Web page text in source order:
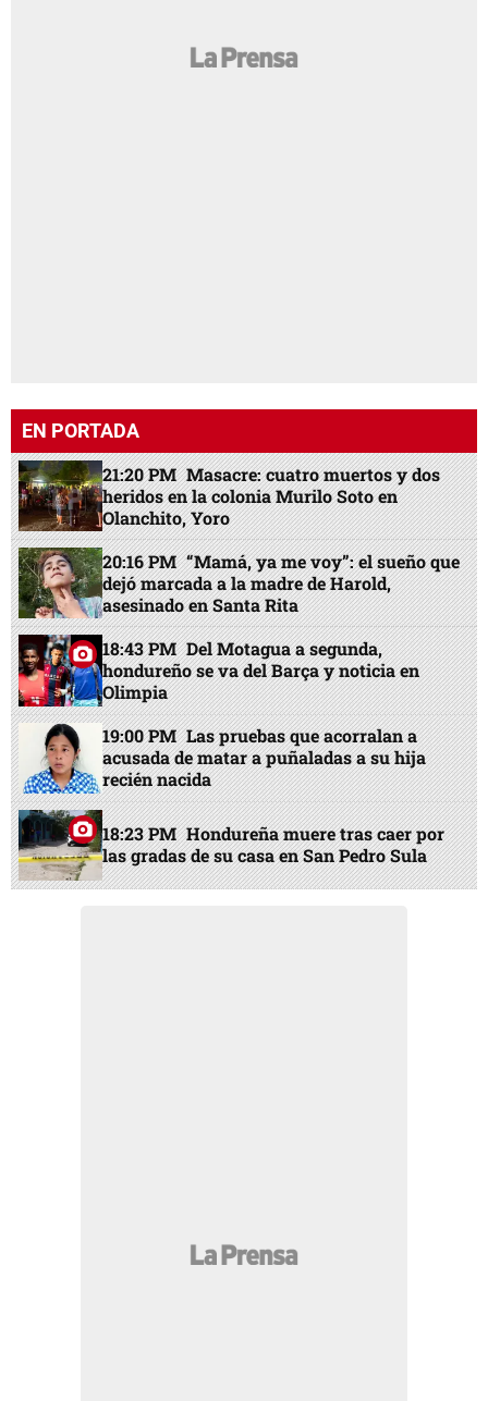
EN PORTADA
21:20 PM Masacre: cuatro muertos y dos
heridos en la colonia Murilo Soto en
Olanchito, Yoro
20:16 PM “Mamá, ya me voy”: el sueño que
dejó marcada a la madre de Harold,
asesinado en Santa Rita
18:43 PM Del Motagua a segunda,
hondureño se va del Barça y noticia en
Olimpia
19:00 PM Las pruebas que acorralan a
acusada de matar a puñaladas a su hija
recién nacida
18:23 PM Hondureña muere tras caer por
las gradas de su casa en San Pedro Sula